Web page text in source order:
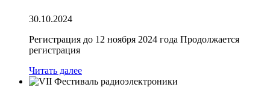
30.10.2024
Регистрация до 12 ноября 2024 года Продолжается
регистрация
Читать далее